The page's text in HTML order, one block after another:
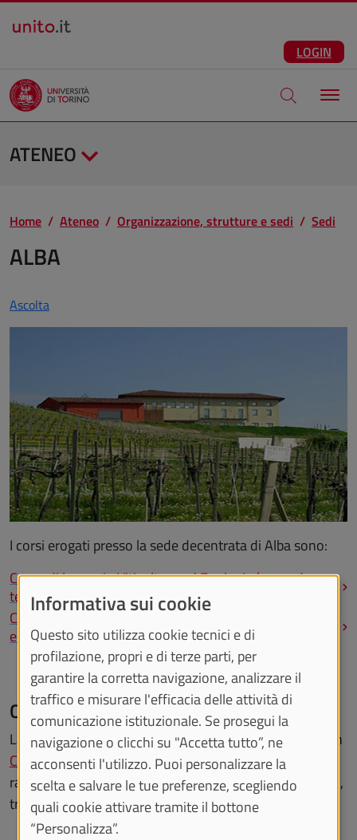
Salta al contenuto principale
LOGIN
Apri modale
ATENEO
Home Ateneo Organizzazione, strutture e sedi Sedi
ALBA
Ascolta
I corsi erogati presso la sede decentrata di Alba sono:
Corso di laurea in Viticoltura ed Enologia (secondo e
terzo anno)
Corso di laurea magistrale in Scienze viticole ed
enologiche (secondo anno)
Come raggiungerci
La sede di Alba si trova presso il complesso Ampelion in
Corso Enotria 2/C - 12051 Alba (CN)ed è facilmente
raggiungibile sia con mezzi propri sia con mezzi pubblici,
treno e bus.
Informativa sui cookie
Questo sito utilizza cookie tecnici e di
profilazione, propri e di terze parti, per
garantire la corretta navigazione, analizzare il
traffico e misurare l'efficacia delle attività di
comunicazione istituzionale. Se prosegui la
navigazione o clicchi su "Accetta tutto”, ne
acconsenti l'utilizzo. Puoi personalizzare la
scelta e salvare le tue preferenze, scegliendo
quali cookie attivare tramite il bottone
“Personalizza”.